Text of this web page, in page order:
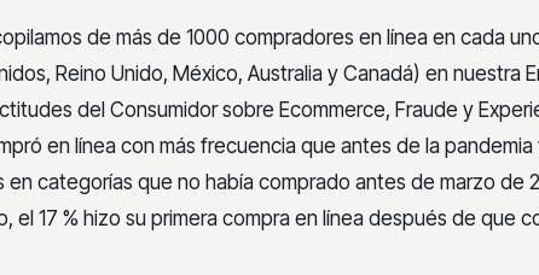
de más de 1000 compradores en línea en cada
Reino Unido, México, Australia y Canadá) en nuestra
del Consumidor sobre Ecommerce, Fraude y
en línea con más frecuencia que antes de la pandemia
categorías que no había comprado antes de marzo de
el 17 % hizo su primera compra en línea después de que